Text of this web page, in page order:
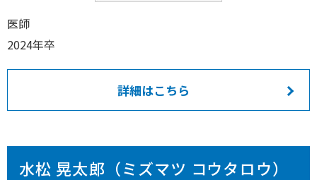
医師
2024年卒
詳細はこちら
水松 晃太郎（ミズマツ コウタロウ）